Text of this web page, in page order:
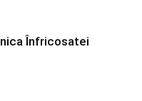
Înfricosatei